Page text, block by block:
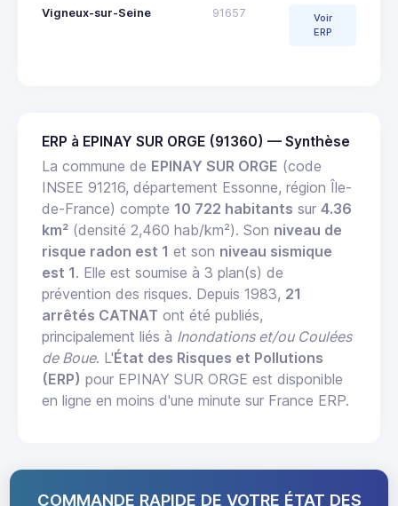
Vigneux-sur-Seine 91657
Voir
ERP
ERP à EPINAY SUR ORGE (91360) — Synthèse
La commune de EPINAY SUR ORGE (code
INSEE 91216, département Essonne, région Île-
de-France) compte 10 722 habitants sur 4.36
km² (densité 2,460 hab/km²). Son niveau de
risque radon est 1 et son niveau sismique
est 1. Elle est soumise à 3 plan(s) de
prévention des risques. Depuis 1983, 21
arrêtés CATNAT ont été publiés,
principalement liés à Inondations et/ou Coulées
de Boue. L'État des Risques et Pollutions
(ERP) pour EPINAY SUR ORGE est disponible
en ligne en moins d'une minute sur France ERP.
COMMANDE RAPIDE DE VOTRE ÉTAT DES